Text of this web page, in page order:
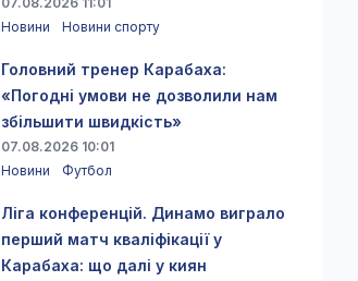
Новини
Новини спорту
Головний тренер Карабаха:
«Погодні умови не дозволили нам
збільшити швидкість»
07.08.2026 10:01
Новини
Футбол
Ліга конференцій. Динамо виграло
перший матч кваліфікації у
Карабаха: що далі у киян